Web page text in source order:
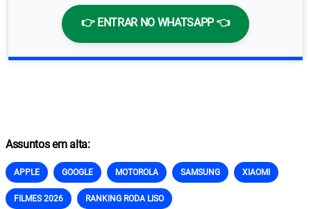
👉 ENTRAR NO WHATSAPP 👈
Assuntos em alta:
APPLE GOOGLE MOTOROLA SAMSUNG XIAOMI
FILMES 2026 RANKING RODA LISO